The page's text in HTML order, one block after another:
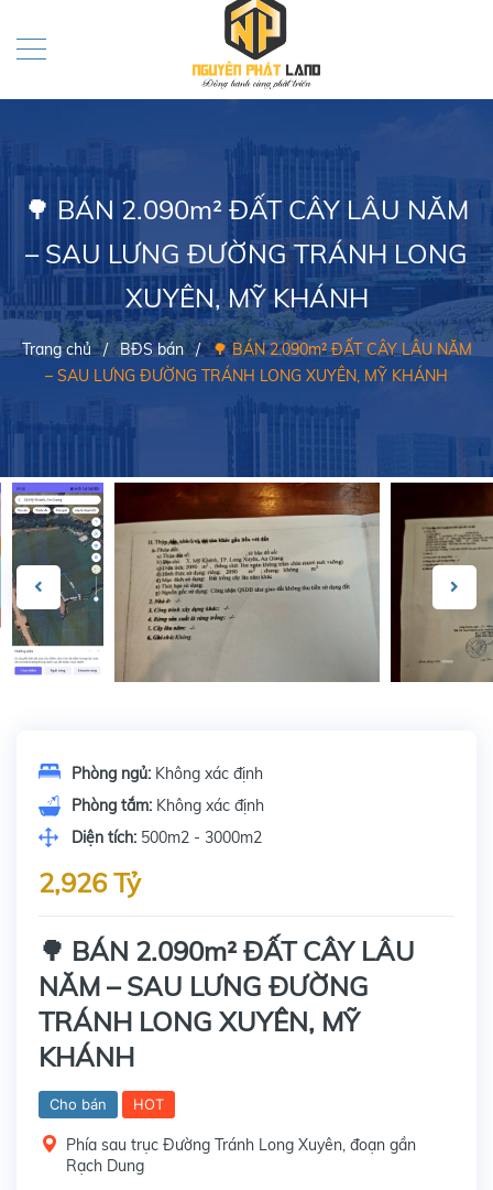
🌳 BÁN 2.090m² ĐẤT CÂY LÂU NĂM
– SAU LƯNG ĐƯỜNG TRÁNH LONG
XUYÊN, MỸ KHÁNH
Trang chủ / BĐS bán / 🌳 BÁN 2.090m² ĐẤT CÂY LÂU NĂM
– SAU LƯNG ĐƯỜNG TRÁNH LONG XUYÊN, MỸ KHÁNH
Phòng ngủ: Không xác định
Phòng tắm: Không xác định
Diện tích: 500m2 - 3000m2
2,926 Tỷ
🌳 BÁN 2.090m² ĐẤT CÂY LÂU
NĂM – SAU LƯNG ĐƯỜNG
TRÁNH LONG XUYÊN, MỸ
KHÁNH
Cho bán HOT
Phía sau trục Đường Tránh Long Xuyên, đoạn gần
Rạch Dung